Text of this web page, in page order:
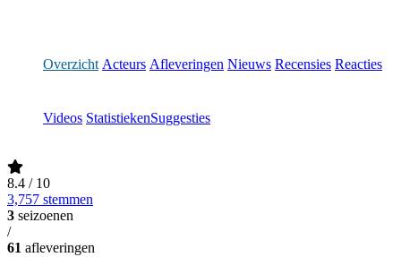
Overzicht Acteurs Afleveringen Nieuws Recensies Reacties
Videos StatistiekenSuggesties
8.4 / 10
3,757 stemmen
3 seizoenen
/
61 afleveringen